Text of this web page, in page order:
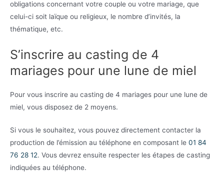
obligations concernant votre couple ou votre mariage, que
celui-ci soit laïque ou religieux, le nombre d’invités, la
thématique, etc.
S’inscrire au casting de 4
mariages pour une lune de miel
Pour vous inscrire au casting de 4 mariages pour une lune de
miel, vous disposez de 2 moyens.
Si vous le souhaitez, vous pouvez directement contacter la
production de l’émission au téléphone en composant le 01 84
76 28 12. Vous devrez ensuite respecter les étapes de casting
indiquées au téléphone.